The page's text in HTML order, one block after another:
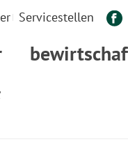
Servicestellen